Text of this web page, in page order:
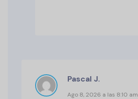
Pascal J.
Ago 8, 2026 a las 8:10 am